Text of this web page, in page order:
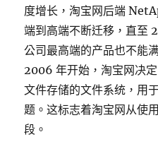
度增长，淘宝网后端
端到高端不断迁移，直至
公司最高端的产品也不能
2006 年开始，淘宝网决
文件存储的文件系统，用
题。这标志着淘宝网从使
段。